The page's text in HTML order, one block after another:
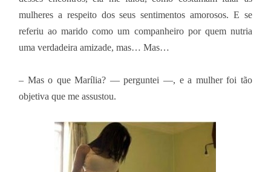
mulheres a respeito dos seus sentimentos amorosos. E se
referiu ao marido como um companheiro por quem nutria
uma verdadeira amizade, mas… Mas…
– Mas o que Marília? — perguntei —, e a mulher foi tão
objetiva que me assustou.